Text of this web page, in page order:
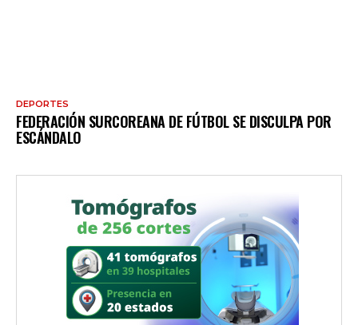
DEPORTES
FEDERACIÓN SURCOREANA DE FÚTBOL SE DISCULPA POR
ESCÁNDALO